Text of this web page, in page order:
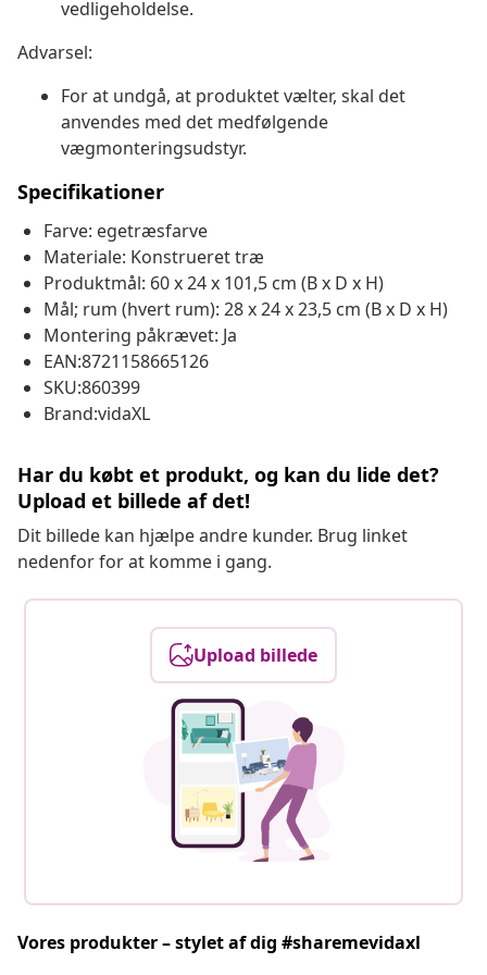
vedligeholdelse.
Advarsel:
For at undgå, at produktet vælter, skal det
anvendes med det medfølgende
vægmonteringsudstyr.
Specifikationer
Farve: egetræsfarve
Materiale: Konstrueret træ
Produktmål: 60 x 24 x 101,5 cm (B x D x H)
Mål; rum (hvert rum): 28 x 24 x 23,5 cm (B x D x H)
Montering påkrævet: Ja
EAN:8721158665126
SKU:860399
Brand:vidaXL
Har du købt et produkt, og kan du lide det?
Upload et billede af det!
Dit billede kan hjælpe andre kunder. Brug linket
nedenfor for at komme i gang.
Upload billede
Vores produkter – stylet af dig #sharemevidaxl